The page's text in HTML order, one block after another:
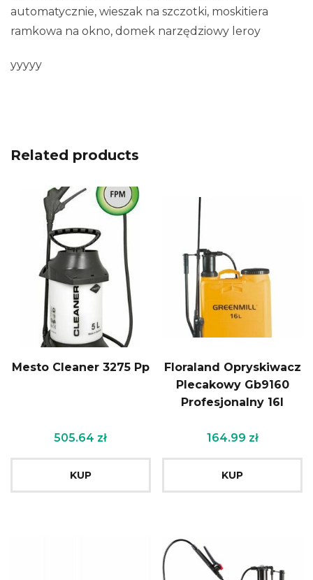
automatycznie, wieszak na szczotki, moskitiera
ramkowa na okno, domek narzędziowy leroy
yyyyy
Related products
Mesto Cleaner 3275 Pp
505.64 zł
KUP
Floraland Opryskiwacz
Plecakowy Gb9160
Profesjonalny 16l
164.99 zł
KUP